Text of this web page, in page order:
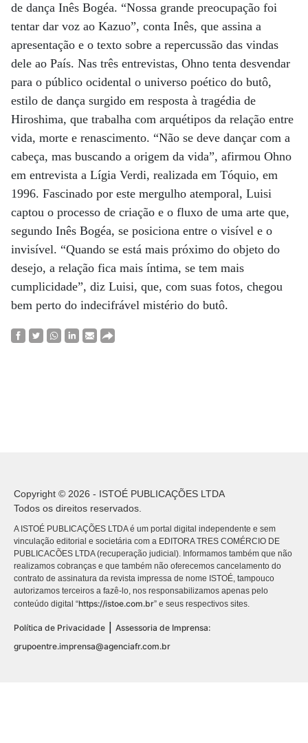
de dança Inês Bogéa. “Nossa grande preocupação foi
tentar dar voz ao Kazuo”, conta Inês, que assina a
apresentação e o texto sobre a repercussão das vindas
dele ao País. Nas três entrevistas, Ohno tenta desvendar
para o público ocidental o universo poético do butô,
estilo de dança surgido em resposta à tragédia de
Hiroshima, que trabalha com arquétipos da relação entre
vida, morte e renascimento. “Não se deve dançar com a
cabeça, mas buscando a origem da vida”, afirmou Ohno
em entrevista a Lígia Verdi, realizada em Tóquio, em
1996. Fascinado por este mergulho atemporal, Luisi
captou o processo de criação e o fluxo de uma arte que,
segundo Inês Bogéa, se posiciona entre o visível e o
invisível. “Quando se está mais próximo do objeto do
desejo, a relação fica mais íntima, se tem mais
cumplicidade”, diz Luisi, que, com suas fotos, chegou
bem perto do indecifrável mistério do butô.
Copyright © 2026 - ISTOÉ PUBLICAÇÕES LTDA
Todos os direitos reservados.
A ISTOÉ PUBLICAÇÕES LTDA é um portal digital independente e sem
vinculação editorial e societária com a EDITORA TRES COMÉRCIO DE
PUBLICACÕES LTDA (recuperação judicial). Informamos também que não
realizamos cobranças e que também não oferecemos cancelamento do
contrato de assinatura da revista impressa de nome ISTOÉ, tampouco
autorizamos terceiros a fazê-lo, nos responsabilizamos apenas pelo
conteúdo digital “https://istoe.com.br” e seus respectivos sites.
Política de Privacidade
Assessoria de Imprensa:
grupoentre.imprensa@agenciafr.com.br